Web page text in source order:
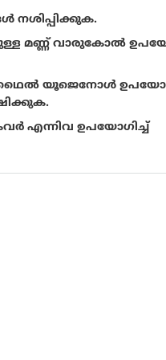
നശിപ്പിക്കുക.
മണ്ണ് വാരുകോൽ
യൂജെനോൾ
എന്നിവ ഉപയോഗിച്ച്